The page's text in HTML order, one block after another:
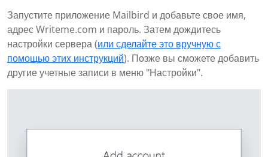
Запустите приложение Mailbird и добавьте свое имя,
адрес Writeme.com и пароль. Затем дождитесь
настройки сервера (или сделайте это вручную с
помощью этих инструкций). Позже вы сможете добавить
другие учетные записи в меню "Настройки".